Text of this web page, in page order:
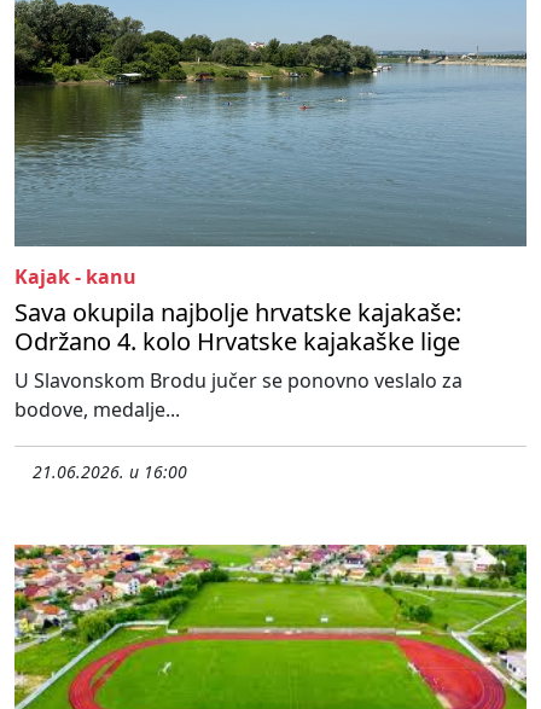
Kajak - kanu
Sava okupila najbolje hrvatske kajakaše:
Održano 4. kolo Hrvatske kajakaške lige
U Slavonskom Brodu jučer se ponovno veslalo za
bodove, medalje...
21.06.2026. u 16:00